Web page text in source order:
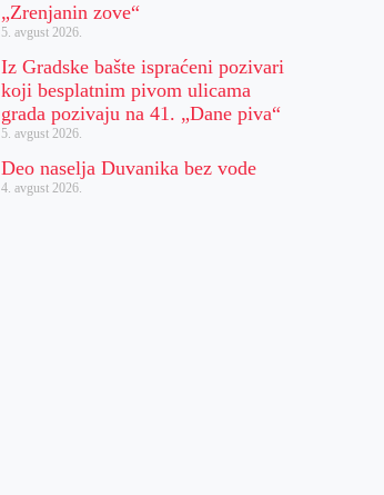
„Zrenjanin zove“
5. avgust 2026.
Iz Gradske bašte ispraćeni pozivari
koji besplatnim pivom ulicama
grada pozivaju na 41. „Dane piva“
5. avgust 2026.
Deo naselja Duvanika bez vode
4. avgust 2026.